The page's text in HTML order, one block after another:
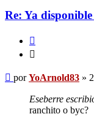
Re: Ya
Mensaje
porYoArnold83 »
Eseberre
ranchito o byc?